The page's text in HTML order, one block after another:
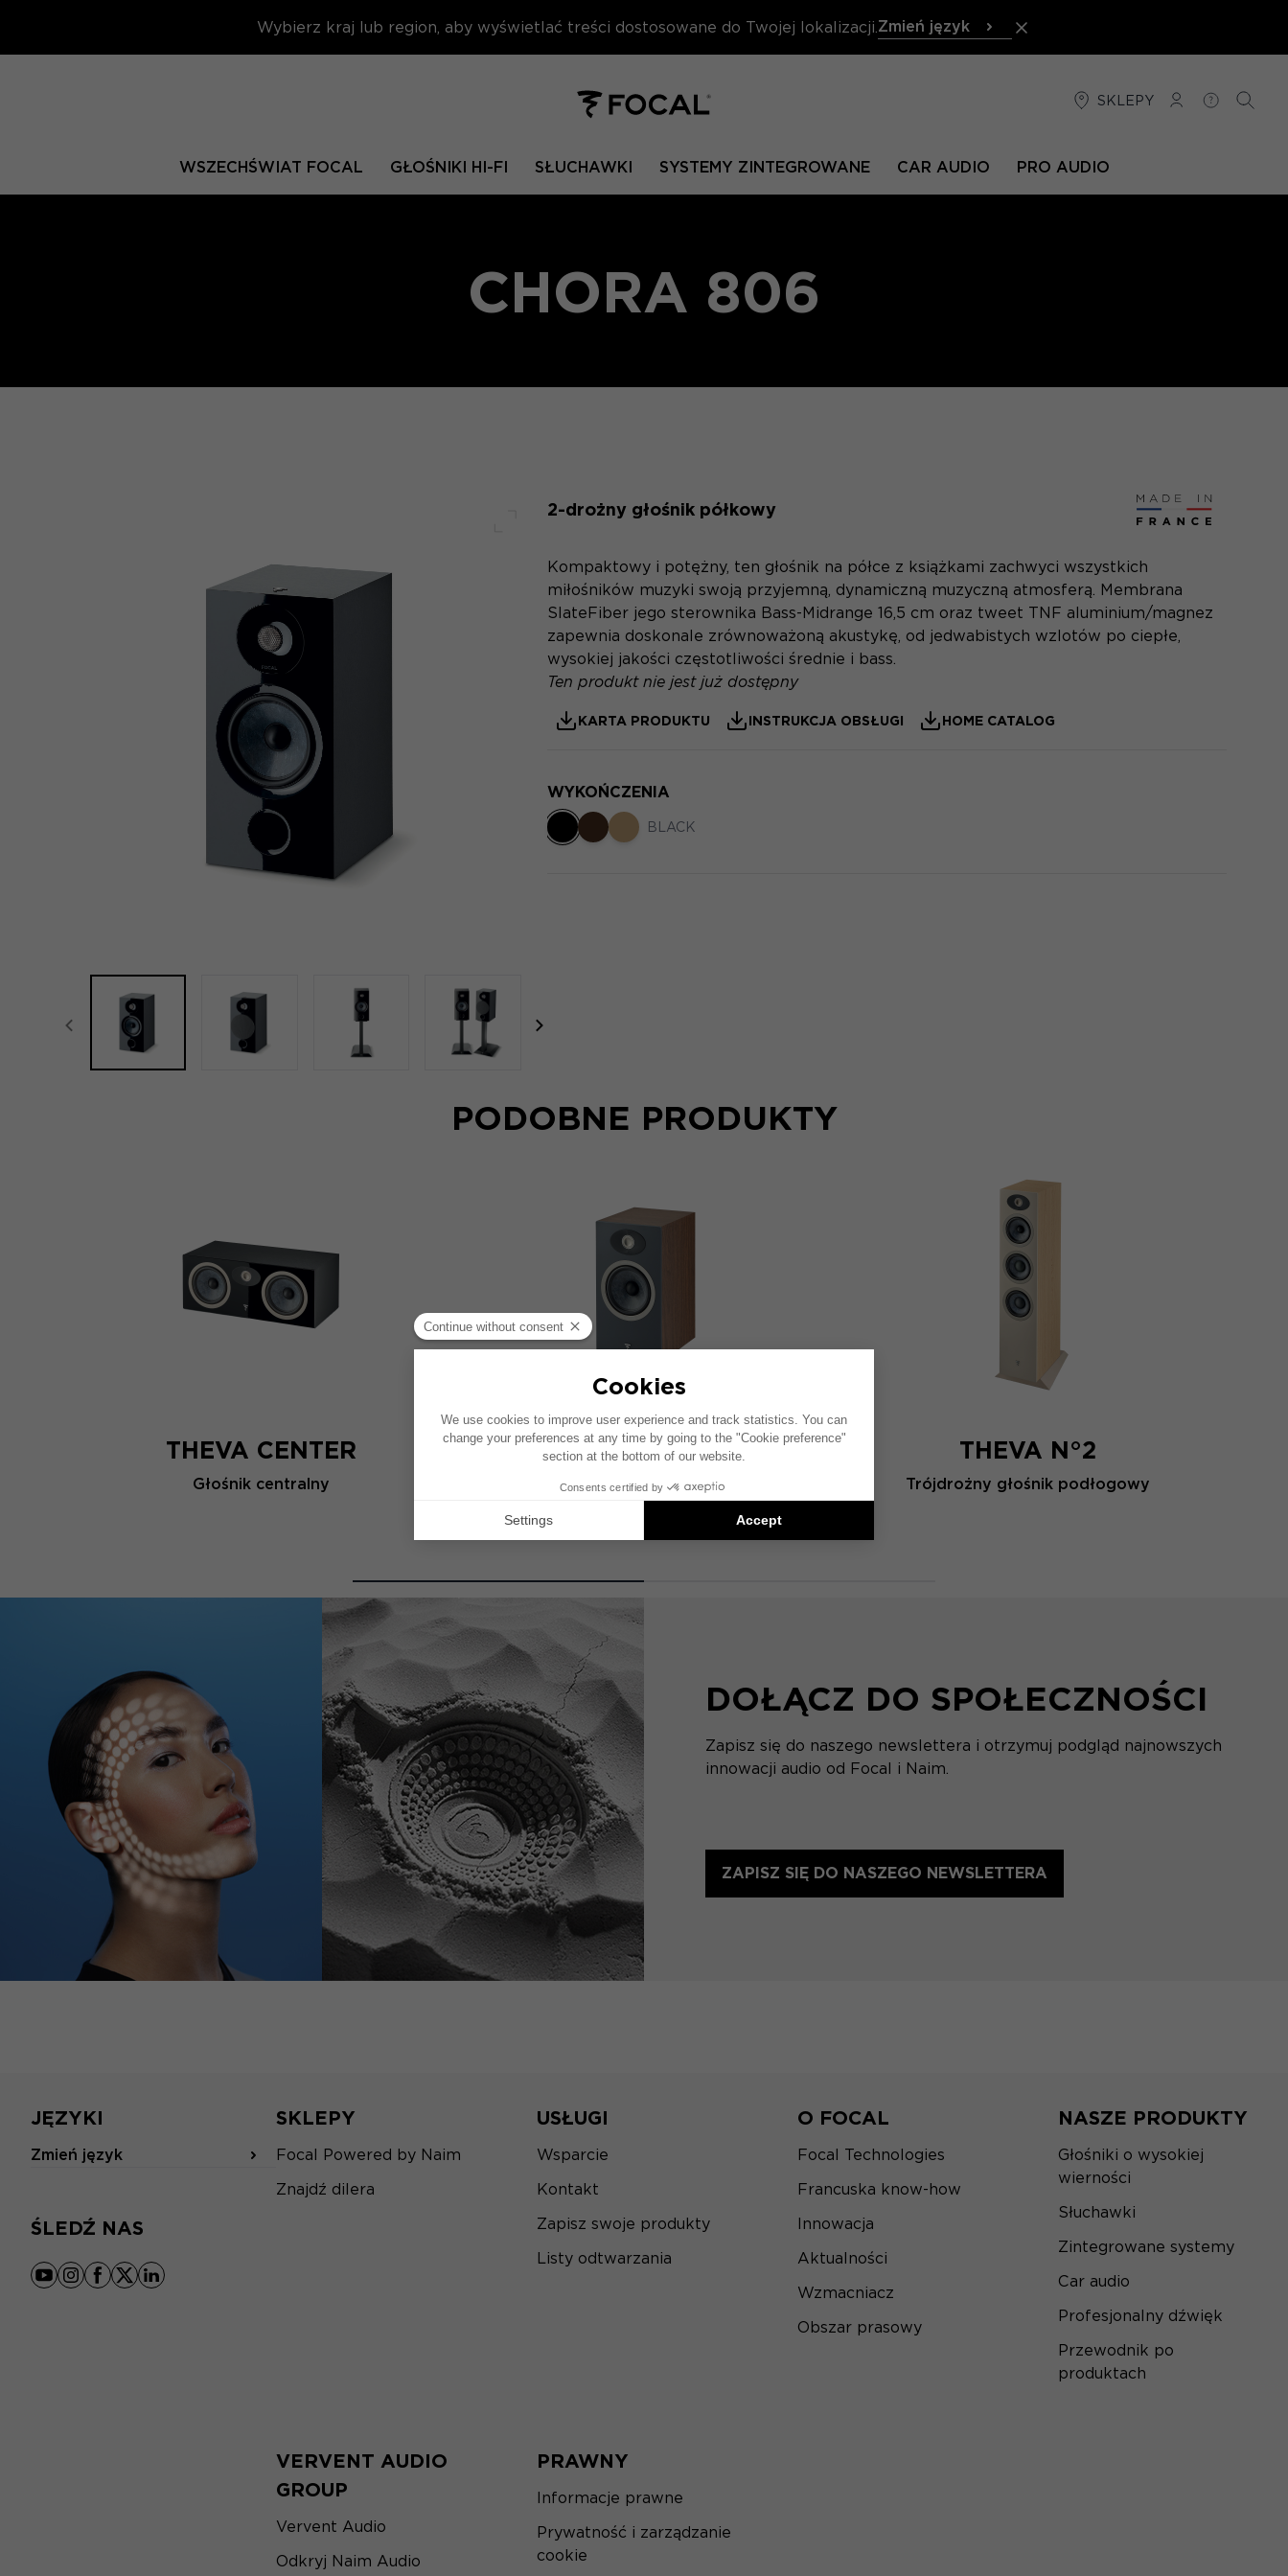
Wybierz kraj lub region, aby wyświetlać treści dostosowane do Twojej lokalizacji. Zmień język
SKLEPY
POŁĄCZENIE
POMOC
WSZECHŚWIAT FOCAL GŁOŚNIKI HI-FI SŁUCHAWKI SYSTEMY ZINTEGROWANE CAR AUDIO PRO AUDIO
CHORA 806
focal-naim-frontent::misc.prev_label focal-naim-frontent::misc.next_label
2-drożny głośnik półkowy
Kompaktowy i potężny, ten głośnik na półce z książkami zachwyci wszystkich
miłośników muzyki swoją przyjemną, dynamiczną muzyczną atmosferą. Membrana
SlateFiber jego sterownika Bass-Midrange 16,5 cm oraz tweet TNF aluminium/magnez
zapewnia doskonale zrównoważoną akustykę, od jedwabistych wzlotów po ciepłe,
wysokiej jakości częstotliwości średnie i bass.
WYKOŃCZENIA
BLACK
Ten produkt nie jest już dostępny
KARTA PRODUKTU INSTRUKCJA OBSŁUGI HOME CATALOG
PODOBNE PRODUKTY
THEVA CENTER
Głośnik centralny
THEVA N°1
2-drożny głośnik półkowy
THEVA N°2
Trójdrożny głośnik podłogowy
DOŁĄCZ DO SPOŁECZNOŚCI
Zapisz się do naszego newslettera i otrzymuj podgląd najnowszych
innowacji audio od Focal i Naim.
ZAPISZ SIĘ DO NASZEGO NEWSLETTERA
JĘZYKI
Zmień język
ŚLEDŹ NAS
youtube
instagram
facebook
x linkedin
SKLEPY
Focal Powered by Naim
Znajdź dilera
USŁUGI
Wsparcie
Kontakt
Zapisz swoje produkty
Listy odtwarzania
O FOCAL
Focal Technologies
Francuska know-how
Innowacja
Aktualności
Wzmacniacz
Obszar prasowy
NASZE PRODUKTY
Głośniki o wysokiej
wierności
Słuchawki
Zintegrowane systemy
Car audio
Profesjonalny dźwięk
Przewodnik po
produktach
VERVENT AUDIO
GROUP
Vervent Audio
Odkryj Naim Audio
PRAWNY
Informacje prawne
Prywatność i zarządzanie
cookie